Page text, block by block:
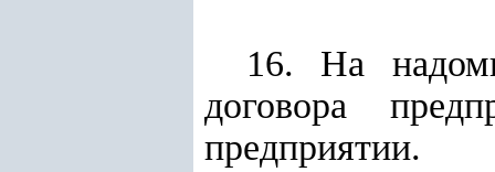
16. На
договора
предприятии.